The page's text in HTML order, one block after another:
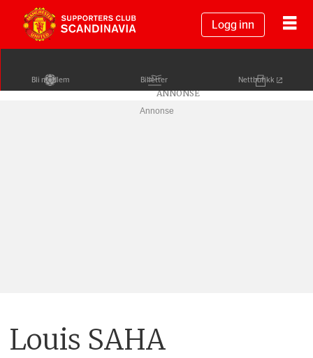
Logg inn
Bli medlem Billetter Nettbutikk
Annonse
Louis SAHA